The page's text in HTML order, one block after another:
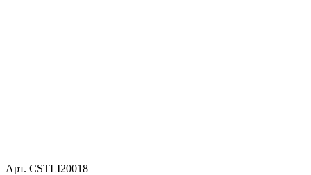
Арт. CSTLI20018